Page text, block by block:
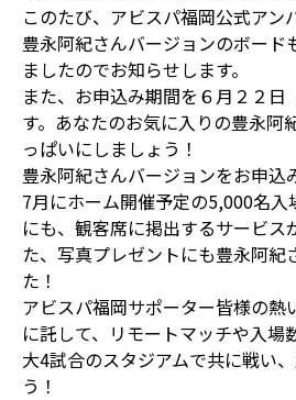
このたび、アビスパ福岡公式アン
豊永阿紀さんバージョンのボード
ましたのでお知らせします。
また、お申込み期間を６月２２日
す。あなたのお気に入りの豊永阿
っぱいにしましょう！
豊永阿紀さんバージョンをお申込
7月にホーム開催予定の5,000名
にも、観客席に掲出するサービス
た、写真プレゼントにも豊永阿紀
た！
アビスパ福岡サポーター皆様の熱
に託して、リモートマッチや入場
大4試合のスタジアムで共に戦い
う！